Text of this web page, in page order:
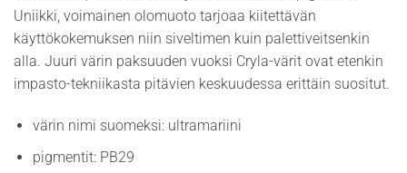
Uniikki, voimainen olomuoto tarjoaa kiitettävän
käyttökokemuksen niin siveltimen kuin palettiveitsenkin
alla. Juuri värin paksuuden vuoksi Cryla-värit ovat etenkin
impasto-tekniikasta pitävien keskuudessa erittäin suositut.
värin nimi suomeksi: ultramariini
pigmentit: PB29